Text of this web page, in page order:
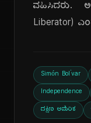
ವಹಿಸಿದರು.
Liberator)
Simón Bolívar
Independence
ದಕ್ಷಿಣ ಅಮೆರಿಕ